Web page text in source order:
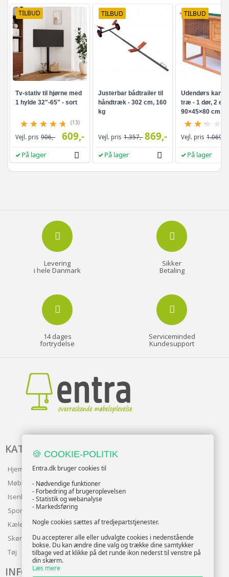
TILBUD
Tv-stativ til hjørne med
1 hylde 32"-65" - sort
(13)
Vejl. pris 906,- 609,-
På lager
TILBUD
Justerbar bådtrailer til
håndtræk - 302 cm, 160
kg
Vejl. pris 1.357,- 869,-
På lager
TILBUD
Udendørs
træ - 1 dør, 2
90×45×80 cm
Vejl. pris 1.069,-
På lager
Levering
i hele Danmark
Sikker
Betaling
14 dages
fortrydelse
Serviceminded
Kundesupport
KATALOG
Hjem & Have
Møbler
Isenkram
Sport
Kæledyr
Skønhed
Tøj
INFO
🍪 COOKIE-POLITIK
Entra.dk bruger cookies til
- Nødvendige funktioner
- Forbedring af brugeroplevelsen
- Statistik og webanalyse
- Markedsføring
Nogle cookies sættes af tredjepartstjenester.
Du accepterer alle eller udvalgte cookies i nedenstående
bokse. Du kan ændre dine valg og trække dine samtykker
tilbage ved at klikke på det runde ikon nederst til venstre på
din skærm.
Læs mere